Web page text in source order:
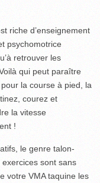
riche d’enseignement
psychomotrice
retrouver les
qui peut paraître
la course à pied, la
courez et
la vitesse
!
le genre talon-
sont sans
votre VMA taquine les